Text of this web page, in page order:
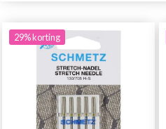
29% korting